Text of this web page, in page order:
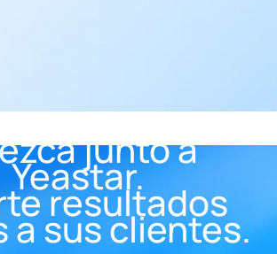
junto a
Yeastar.
resultados
a sus clientes.